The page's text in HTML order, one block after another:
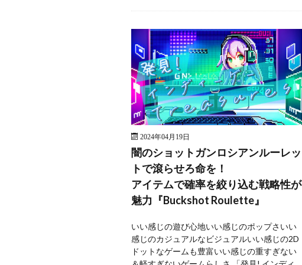
2024年04月19日
闇のショットガンロシアンルーレッ
トで滾らせろ命を！
アイテムで確率を絞り込む戦略性が
魅力『Buckshot Roulette』
いい感じの遊び心地いい感じのポップさいい
感じのカジュアルなビジュアルいい感じの2D
ドットなゲームも豊富いい感じの重すぎない